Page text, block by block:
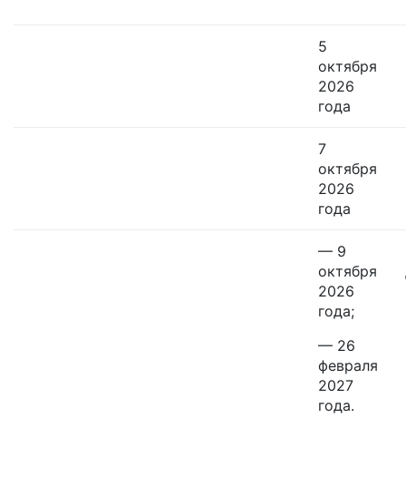
5
октября
2026
года
7
октября
2026
года
— 9
октября
2026
года;
— 26
февраля
2027
года.